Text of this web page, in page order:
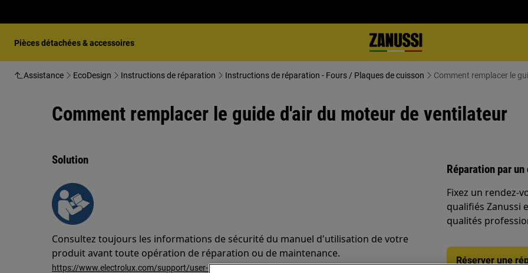
Pièces détachées & accessoires
Assistance EcoDesign Instructions de réparation Instructions de réparation - Fours / Plaques de cuisson Comment remplacer le
Comment remplacer le guide d'air du moteur de ventilateur
Solution
Consultez toujours les informations de sécurité du manuel d'utilisation de votre
produit avant toute opération de réparation ou de maintenance.
https://www.electrolux.com/support/user-manuals/
Réparation par
Fixez un rendez-
qualifiés Zanussi
qualités
Réserver une